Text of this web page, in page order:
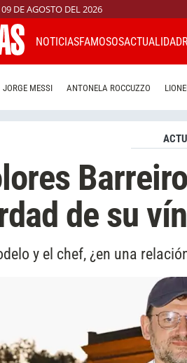
DE AGOSTO DEL 2026
NOTICIASFAMOSOSACTUALIDAD
JORGE MESSI ANTONELA ROCCUZZO
de su
y el chef, ¿en una